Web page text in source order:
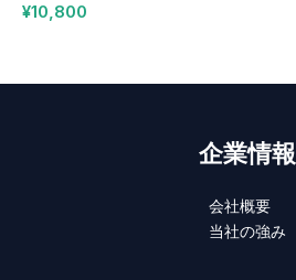
¥10,800
企業情報
会社概要
当社の強み